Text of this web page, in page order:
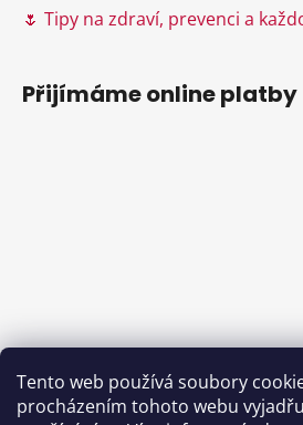
Tento web používá soubory
procházením tohoto webu
🌷 Tipy na zdraví, prevenci a
Přijímáme online platby